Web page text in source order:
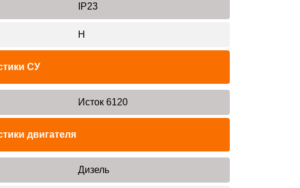
IP23
H
СУ
Исток 6120
двигателя
Дизель